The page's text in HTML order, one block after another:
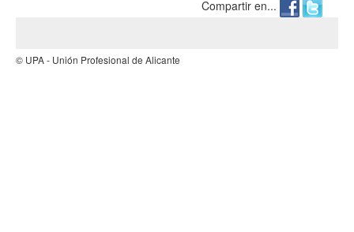
Compartir en...
© UPA - Unión Profesional de Alicante